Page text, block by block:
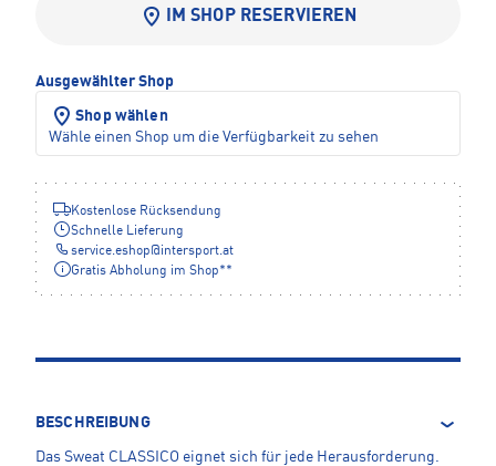
IM SHOP RESERVIEREN
Ausgewählter Shop
Shop wählen
Wähle einen Shop um die Verfügbarkeit zu sehen
Kostenlose Rücksendung
Schnelle Lieferung
service.eshop@intersport.at
Gratis Abholung im Shop**
BESCHREIBUNG
Das Sweat CLASSICO eignet sich für jede Herausforderung.